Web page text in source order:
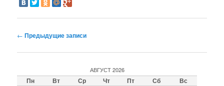
Навигация по записям
← Предыдущие записи
АВГУСТ 2026
Пн Вт Ср Чт Пт Сб Вс